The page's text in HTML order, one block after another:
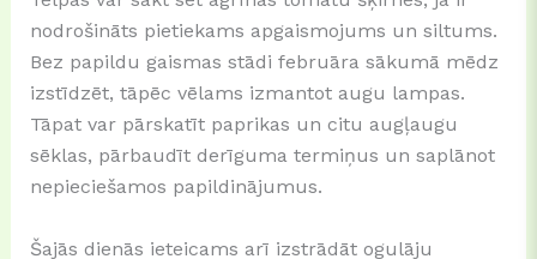
nodrošināts pietiekams apgaismojums un siltums.
Bez papildu gaismas stādi februāra sākumā mēdz
izstīdzēt, tāpēc vēlams izmantot augu lampas.
Tāpat var pārskatīt paprikas un citu augļaugu
sēklas, pārbaudīt derīguma termiņus un saplānot
nepieciešamos papildinājumus.
Šajās dienās ieteicams arī izstrādāt ogulāju